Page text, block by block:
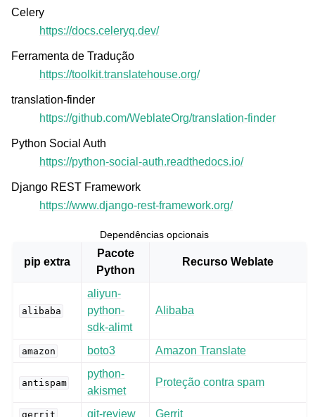
Celery
https://docs.celeryq.dev/
Ferramenta de Tradução
https://toolkit.translatehouse.org/
translation-finder
https://github.com/WeblateOrg/translation-finder
Python Social Auth
https://python-social-auth.readthedocs.io/
Django REST Framework
https://www.django-rest-framework.org/
Dependências opcionais
pip extra
Pacote
Python
Recurso Weblate
alibaba
aliyun-
python-
sdk-alimt
Alibaba
amazon boto3 Amazon Translate
antispam
python-
akismet
Proteção contra spam
gerrit git-review Gerrit